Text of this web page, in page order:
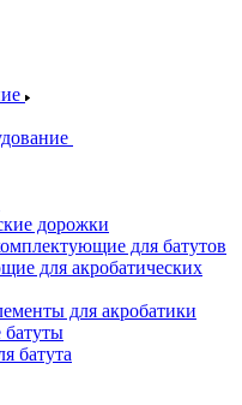
дорожки
для батутов
для акробатических
для акробатики
батута